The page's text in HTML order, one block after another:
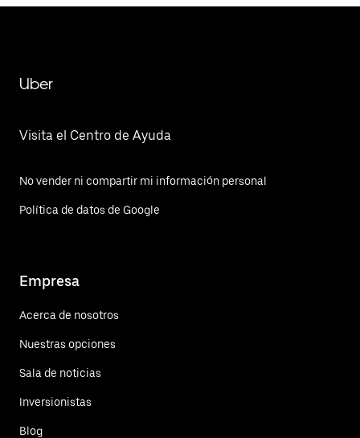
Uber
Visita el Centro de Ayuda
No vender ni compartir mi información personal
Política de datos de Google
Empresa
Acerca de nosotros
Nuestras opciones
Sala de noticias
Inversionistas
Blog